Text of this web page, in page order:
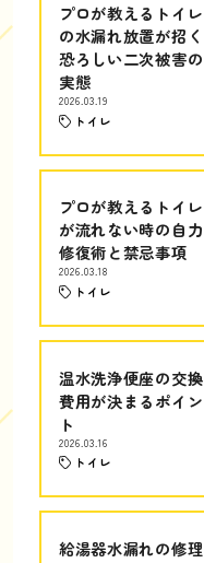
プロが教えるトイレ
の水漏れ放置が招く
恐ろしい二次被害の
実態
2026.03.19
トイレ
プロが教えるトイレ
が流れない時の自力
修復術と禁忌事項
2026.03.18
トイレ
温水洗浄便座の交換
費用が決まるポイン
ト
2026.03.16
トイレ
給湯器水漏れの修理